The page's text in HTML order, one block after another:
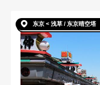
东京 < 浅草 / 东京晴空塔